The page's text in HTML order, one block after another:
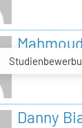
Tutor
Danny